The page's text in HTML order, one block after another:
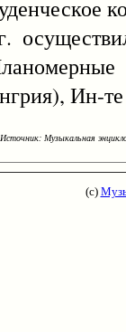
Ин-
Музыкальная
(с)